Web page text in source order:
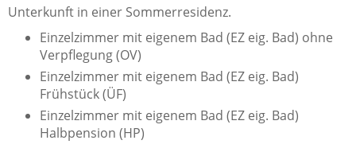
Unterkunft in einer Sommerresidenz.
Einzelzimmer mit eigenem Bad (EZ eig. Bad) ohne
Verpflegung (OV)
Einzelzimmer mit eigenem Bad (EZ eig. Bad)
Frühstück (ÜF)
Einzelzimmer mit eigenem Bad (EZ eig. Bad)
Halbpension (HP)